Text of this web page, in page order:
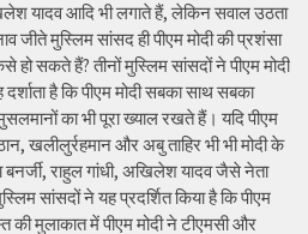
यादव आदि भी लगाते हैं, लेकिन सवाल उठता
जीते मुस्लिम सांसद ही पीएम मोदी की प्रशंसा
हो सकते हैं? तीनों मुस्लिम सांसदों ने पीएम मोदी
है कि पीएम मोदी सबका साथ सबका
का भी पूरा ख्याल रखते हैं। यदि पीएम
खलीलुर्रहमान और अबु ताहिर भी भी मोदी के
राहुल गांधी, अखिलेश यादव जैसे नेता
सांसदों ने यह प्रदर्शित किया है कि पीएम
की मुलाकात में पीएम मोदी ने टीएमसी और